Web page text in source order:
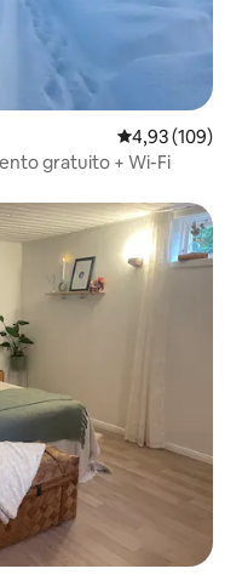
4,93 de uma
4,93 (109)
gratuito + Wi-Fi